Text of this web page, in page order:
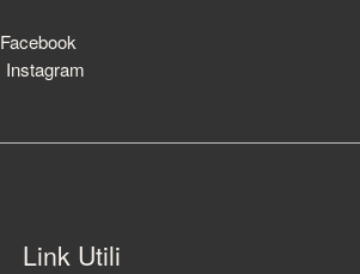
Facebook
Instagram
Link Utili